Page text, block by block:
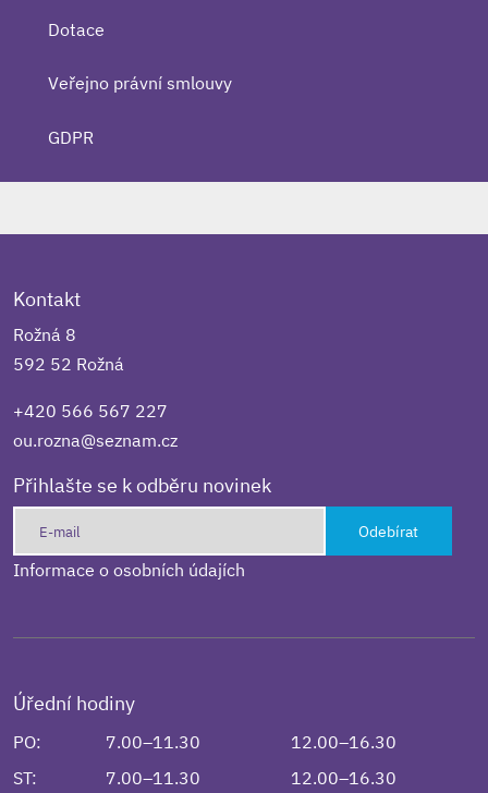
Dotace
Veřejno právní smlouvy
GDPR
Kontakt
Rožná 8
592 52 Rožná
+420 566 567 227
ou.rozna@seznam.cz
Přihlašte se k odběru novinek
Odebírat
Informace o osobních údajích
Úřední hodiny
PO: 7.00–11.30
12.00–16.30
ST:
7.00–11.30 12.00–16.30